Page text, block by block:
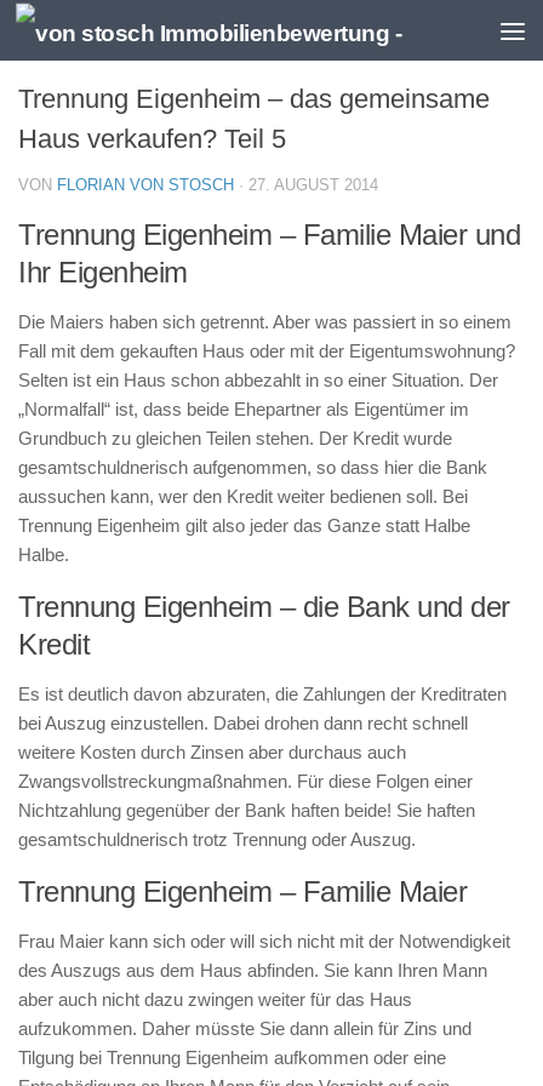
Zum Inhalt springen
Trennung Eigenheim – das gemeinsame
Haus verkaufen? Teil 5
VON FLORIAN VON STOSCH · 27. AUGUST 2014
Trennung Eigenheim – Familie Maier und
Ihr Eigenheim
Die Maiers haben sich getrennt. Aber was passiert in so einem
Fall mit dem gekauften Haus oder mit der Eigentumswohnung?
Selten ist ein Haus schon abbezahlt in so einer Situation. Der
„Normalfall“ ist, dass beide Ehepartner als Eigentümer im
Grundbuch zu gleichen Teilen stehen. Der Kredit wurde
gesamtschuldnerisch aufgenommen, so dass hier die Bank
aussuchen kann, wer den Kredit weiter bedienen soll. Bei
Trennung Eigenheim gilt also jeder das Ganze statt Halbe
Halbe.
Trennung Eigenheim – die Bank und der
Kredit
Es ist deutlich davon abzuraten, die Zahlungen der Kreditraten
bei Auszug einzustellen. Dabei drohen dann recht schnell
weitere Kosten durch Zinsen aber durchaus auch
Zwangsvollstreckungmaßnahmen. Für diese Folgen einer
Nichtzahlung gegenüber der Bank haften beide! Sie haften
gesamtschuldnerisch trotz Trennung oder Auszug.
Trennung Eigenheim – Familie Maier
Frau Maier kann sich oder will sich nicht mit der Notwendigkeit
des Auszugs aus dem Haus abfinden. Sie kann Ihren Mann
aber auch nicht dazu zwingen weiter für das Haus
aufzukommen. Daher müsste Sie dann allein für Zins und
Tilgung bei Trennung Eigenheim aufkommen oder eine